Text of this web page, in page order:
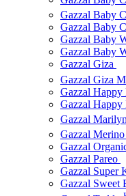
Gazzal Baby
Gazzal Baby
Gazzal Baby
Gazzal Baby
Gazzal Giza
Gazzal Giza
Gazzal Happy
Gazzal Happy
Gazzal
Gazzal
Gazzal
Gazzal Pareo
Gazzal Super
Gazzal Sweet